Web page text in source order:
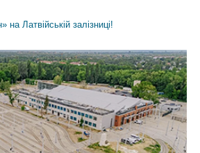
Латвійській залізниці!